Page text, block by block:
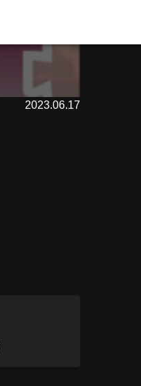
2023.06.17